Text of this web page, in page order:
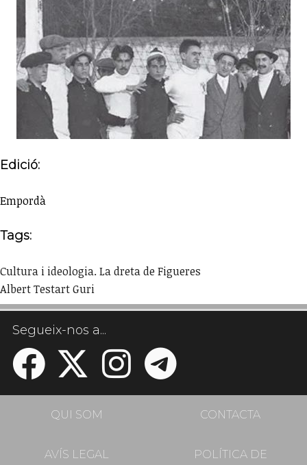
Edició:
Empordà
Tags:
Cultura i ideologia. La dreta de Figueres
Albert Testart Guri
Segueix-nos a...
QUI SOM CONTACTA
AVÍS LEGAL
POLÍTICA DE